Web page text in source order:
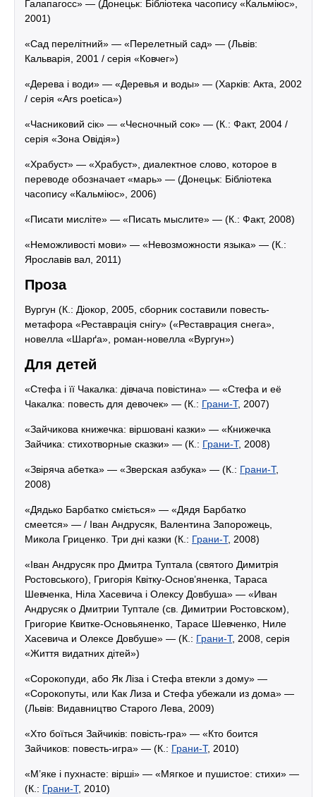
Галапагосс» — (Донецьк: Бібліотека часопису «Кальміюс»,
2001)
«Сад перелітний» — «Перелетный сад» — (Львів:
Кальварія, 2001 / серія «Ковчег»)
«Дерева і води» — «Деревья и воды» — (Харків: Акта, 2002
/ серія «Ars poetica»)
«Часниковий сік» — «Чесночный сок» — (К.: Факт, 2004 /
серія «Зона Овідія»)
«Храбуст» — «Храбуст», диалектное слово, которое в
переводе обозначает «марь» — (Донецьк: Бібліотека
часопису «Кальміюс», 2006)
«Писати мисліте» — «Писать мыслите» — (К.: Факт, 2008)
«Неможливості мови» — «Невозможности языка» — (К.:
Ярославів вал, 2011)
Проза
Вургун (К.: Діокор, 2005, сборник составили повесть-
метафора «Реставрація снігу» («Реставрация снега»,
новелла «Шарґа», роман-новелла «Вургун»)
Для детей
«Стефа і її Чакалка: дівчача повістина» — «Стефа и её
Чакалка: повесть для девочек» — (К.: Грани-Т, 2007)
«Зайчикова книжечка: віршовані казки» — «Книжечка
Зайчика: стихотворные сказки» — (К.: Грани-Т, 2008)
«Звіряча абетка» — «Зверская азбука» — (К.: Грани-Т,
2008)
«Дядько Барбатко сміється» — «Дядя Барбатко
смеется» — / Іван Андрусяк, Валентина Запорожець,
Микола Гриценко. Три дні казки (К.: Грани-Т, 2008)
«Іван Андрусяк про Дмитра Туптала (святого Димитрія
Ростовського), Григорія Квітку-Основ’яненка, Тараса
Шевченка, Ніла Хасевича і Олексу Довбуша» — «Иван
Андрусяк о Дмитрии Туптале (св. Димитрии Ростовском),
Григорие Квитке-Основьяненко, Тарасе Шевченко, Ниле
Хасевича и Олексе Довбуше» — (К.: Грани-Т, 2008, серія
«Життя видатних дітей»)
«Сорокопуди, або Як Ліза і Стефа втекли з дому» —
«Сорокопуты, или Как Лиза и Стефа убежали из дома» —
(Львів: Видавництво Старого Лева, 2009)
«Хто боїться Зайчиків: повість-гра» — «Кто боится
Зайчиков: повесть-игра» — (К.: Грани-Т, 2010)
«М’яке і пухнасте: вірші» — «Мягкое и пушистое: стихи» —
(К.: Грани-Т, 2010)